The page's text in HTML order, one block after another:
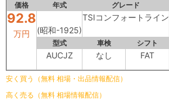
価格 年式 グレード
92.8
万円 (昭和-1925)
TSIコンフォートライン
型式 車検 シフト
AUCJZ なし FAT
安く買う（無料 相場・出品情報配信）
高く売る（無料 相場情報配信）